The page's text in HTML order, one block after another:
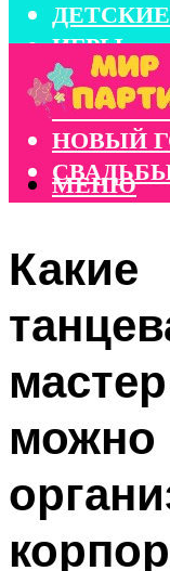
ИГРЫ
НОВЫЙ
МЕНЮ
Какие
можно